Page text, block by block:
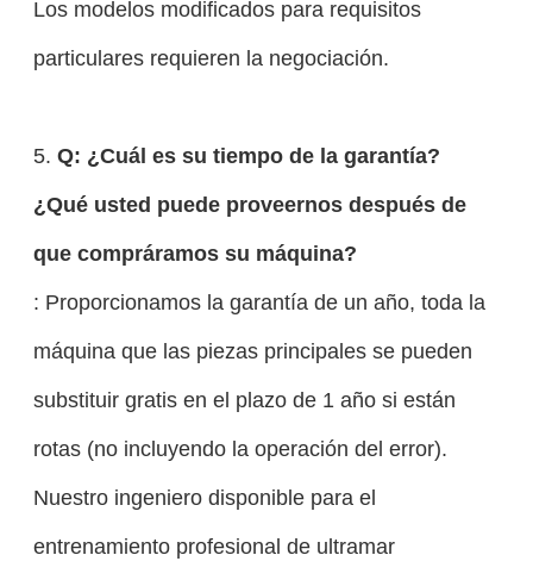
Los modelos modificados para requisitos
particulares requieren la negociación.
5. Q: ¿Cuál es su tiempo de la garantía?
¿Qué usted puede proveernos después de
que compráramos su máquina?
: Proporcionamos la garantía de un año, toda la
máquina que las piezas principales se pueden
substituir gratis en el plazo de 1 año si están
rotas (no incluyendo la operación del error).
Nuestro ingeniero disponible para el
entrenamiento profesional de ultramar